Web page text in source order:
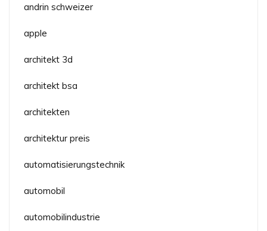
andrin schweizer
apple
architekt 3d
architekt bsa
architekten
architektur preis
automatisierungstechnik
automobil
automobilindustrie